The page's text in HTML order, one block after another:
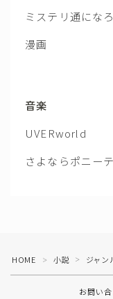
ミステリ通にな
漫画
音楽
UVERworld
さよならポニー
HOME ＞ 小説 ＞ ジャン
お問い